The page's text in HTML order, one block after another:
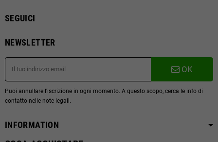
SEGUICI
NEWSLETTER
OK
Puoi annullare l'iscrizione in ogni momento. A questo scopo, cerca le info di
contatto nelle note legali.
INFORMATION